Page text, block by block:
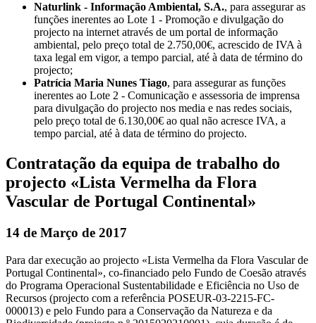
Naturlink - Informação Ambiental, S.A., para assegurar as
funções inerentes ao Lote 1 - Promoção e divulgação do
projecto na internet através de um portal de informação
ambiental, pelo preço total de 2.750,00€, acrescido de IVA à
taxa legal em vigor, a tempo parcial, até à data de término do
projecto;
Patrícia Maria Nunes Tiago, para assegurar as funções
inerentes ao Lote 2 - Comunicação e assessoria de imprensa
para divulgação do projecto nos media e nas redes sociais,
pelo preço total de 6.130,00€ ao qual não acresce IVA, a
tempo parcial, até à data de término do projecto.
Contratação da equipa de trabalho do
projecto «Lista Vermelha da Flora
Vascular de Portugal Continental»
14 de Março de 2017
Para dar execução ao projecto «Lista Vermelha da Flora Vascular de
Portugal Continental», co-financiado pelo Fundo de Coesão através
do Programa Operacional Sustentabilidade e Eficiência no Uso de
Recursos (projecto com a referência POSEUR-03-2215-FC-
000013) e pelo Fundo para a Conservação da Natureza e da